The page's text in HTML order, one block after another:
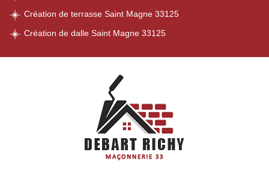
Création de terrasse Saint Magne 33125
Création de dalle Saint Magne 33125